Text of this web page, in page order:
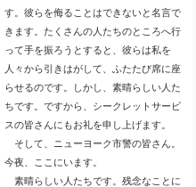
す。彼らを侮ることはできないと名言で
きます。たくさんの人たちのところへ行
って手を振ろうとすると、彼らは私を
人々から引きはがして、ふたたび席に座
らせるのです。しかし、素晴らしい人た
ちです。ですから、シークレットサービ
スの皆さんにもお礼を申し上げます。
そして、ニューヨーク市警の皆さん。
今夜、ここにいます。
素晴らしい人たちです。残念なことに